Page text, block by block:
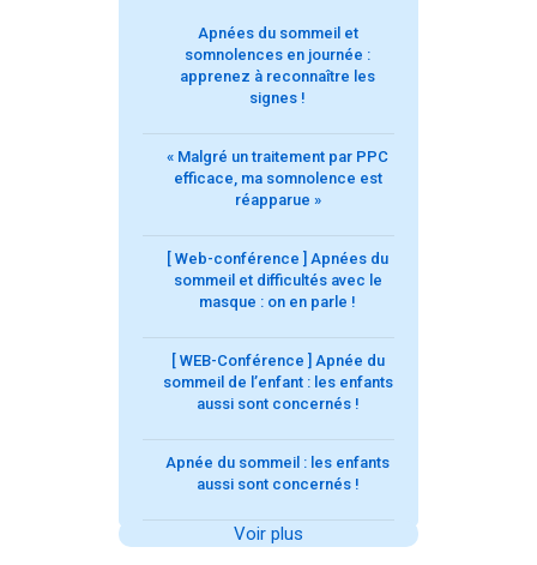
Apnées du sommeil et
somnolences en journée :
apprenez à reconnaître les
signes !
« Malgré un traitement par PPC
efficace, ma somnolence est
réapparue »
[ Web-conférence ] Apnées du
sommeil et difficultés avec le
masque : on en parle !
[ WEB-Conférence ] Apnée du
sommeil de l’enfant : les enfants
aussi sont concernés !
Apnée du sommeil : les enfants
aussi sont concernés !
Voir plus